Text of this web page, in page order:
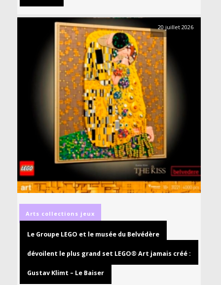
20 juillet 2026
Arts collections jeux
Le Groupe LEGO et le musée du Belvédère
dévoilent le plus grand set LEGO® Art jamais créé :
Gustav Klimt – Le Baiser